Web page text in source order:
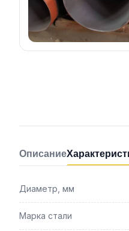
Описание
Диаметр, мм
Марка стали
Нажимая на кнопку,